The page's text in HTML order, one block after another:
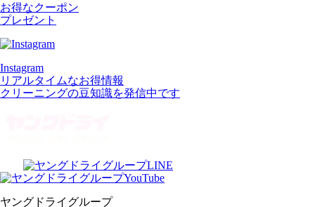
お得なクーポン
プレゼント
Instagram
リアルタイムなお得情報
クリーニングの豆知識を発信中です
ヤングドライグループ